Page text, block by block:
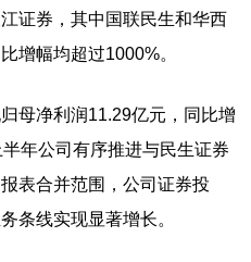
证券，其中国联民生和华西
增幅均超过1000%。
净利润11.29亿元，同比增
年公司有序推进与民生证券
表合并范围，公司证券投
条线实现显著增长。